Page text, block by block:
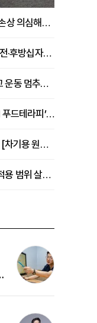
헬스 후 무릎 통증 오래간다면...연골 손상 의심해야 [김상범 원장 칼럼]
무릎 통증 가라앉았는데 자꾸 '휘청'...전·후방십자인대 파열 확인해야 [곽우경 원장 칼럼]
팔 들기 어려운 오십견, 통증 줄었다고 운동 멈추면 안 되는 이유 [이병욱 원장 칼럼]
리엔에이치, 암경험자 대상 ‘RE:CAN 푸드테라피’ 운영
허리 MRI는 정상인데 계속 아픈 이유 [차기용 원장 칼럼]
손발 다한증 보톡스, 시술 전 원인과 적용 범위 살펴야 [강윤일 원장 칼럼]